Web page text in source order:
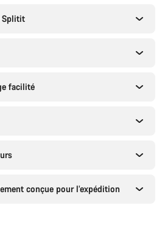
Splitit
facilité
conçue pour l’expédition